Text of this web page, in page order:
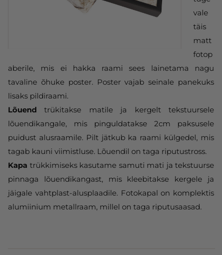
vale
täis
matt
fotop
aberile, mis ei hakka raami sees lainetama nagu
tavaline õhuke poster. Poster vajab seinale panekuks
lisaks pildiraami.
Lõuend trükitakse matile ja kergelt tekstuursele
lõuendikangale, mis pinguldatakse 2cm paksusele
puidust alusraamile. Pilt jätkub ka raami külgedel, mis
tagab kauni viimistluse. Lõuendil on taga riputustross.
Kapa trükkimiseks kasutame samuti mati ja tekstuurse
pinnaga lõuendikangast, mis kleebitakse kergele ja
jäigale vahtplast-alusplaadile. Fotokapal on komplektis
alumiinium metallraam, millel on taga riputusaasad.